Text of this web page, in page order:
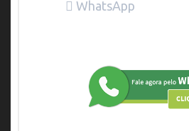
WhatsApp